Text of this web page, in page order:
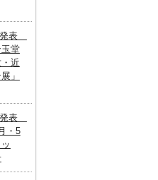
発表
堂
近
」
発表
・5